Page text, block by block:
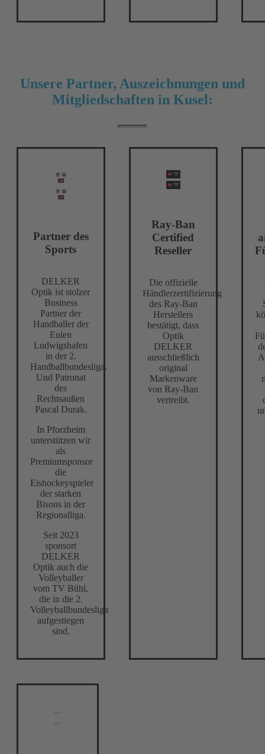
Unsere Partner, Auszeichnungen und
Mitgliedschaften in Kusel:
Partner des
Sports
DELKER
Optik ist stolzer
Business
Partner der
Handballer der
Eulen
Ludwigshafen
in der 2.
Handballbundesliga.
Und Patronat
des
Rechtsaußen
Pascal Durak.
In Pforzheim
unterstützen wir
als
Premiumsponsor
die
Eishockeyspieler
der starken
Bisons in der
Regionalliga.
Seit 2023
sponsort
DELKER
Optik auch die
Volleyballer
vom TV Bühl,
die in die 2.
Volleyballbundesliga
aufgestiegen
sind.
Ray-Ban
Certified
Reseller
Die offizielle
Händlerzertifizierung
des Ray-Ban
Herstellers
bestätigt, dass
Optik
DELKER
ausschließlich
original
Markenware
von Ray-Ban
vertreibt.